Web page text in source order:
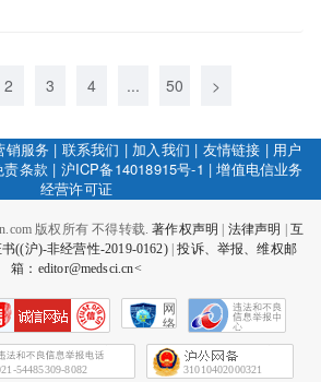
2 3 4 ... 50 >
销服务 | 联系我们 | 加入我们 | 友情链接 | 用户
责条款 | 沪ICP备14018915号-1 |增值电信业务
经营许可证
版权所有 不得转载.著作权声明 法律声明
互
((沪)-非经营性-2019-0162)|投诉、举报、维权邮
箱：editor@medsci.cn<
网
络
会
征
54485309-8082 31010402000321